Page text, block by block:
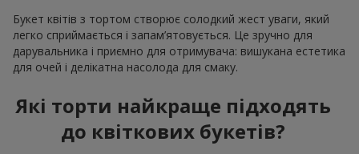
Букет квітів з тортом створює солодкий жест уваги, який
легко сприймається і запам’ятовується. Це зручно для
дарувальника і приємно для отримувача: вишукана естетика
для очей і делікатна насолода для смаку.
Які торти найкраще підходять
до квіткових букетів?